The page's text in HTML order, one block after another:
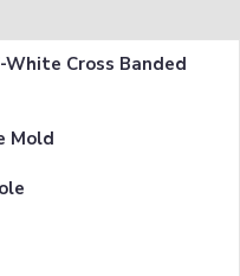
Cross Banded
Mold